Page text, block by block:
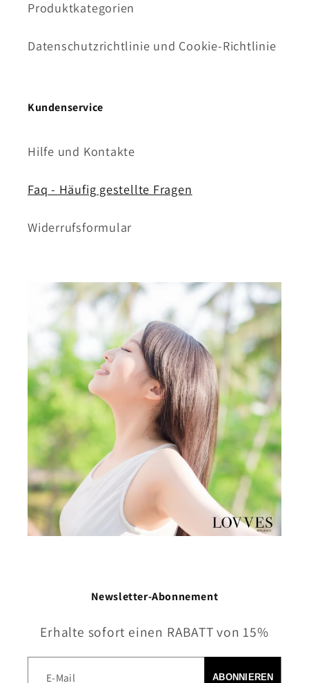
Produktkategorien
Datenschutzrichtlinie und Cookie-Richtlinie
Kundenservice
Hilfe und Kontakte
Faq - Häufig gestellte Fragen
Widerrufsformular
Newsletter-Abonnement
Erhalte sofort einen RABATT von 15%
E-Mail ABONNIEREN